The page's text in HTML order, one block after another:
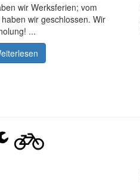
wir Werksferien; vom
wir geschlossen. Wir
...